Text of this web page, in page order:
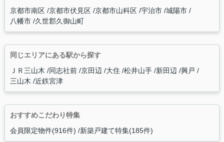
京都市南区 京都市伏見区 京都市山科区 宇治市 城陽市
八幡市 久世郡久御山町
同じエリアにある駅から探す
ＪＲ三山木 同志社前 京田辺 大住 松井山手 新田辺
興戸
三山木 近鉄宮津
おすすめこだわり特集
会員限定物件(916件) 新築戸建て特集(185件)